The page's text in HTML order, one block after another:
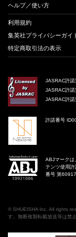
ヘルプ／使い方
利用規約
集英社プライバシーガイ
特定商取引法の表示
JASRAC許
JASRAC許
JASRAC許
許諾番号
ABJマークは
テンツ使用
番号 第
© SHUEISHA Inc . All rights
す。無断複製転載放送等は禁止